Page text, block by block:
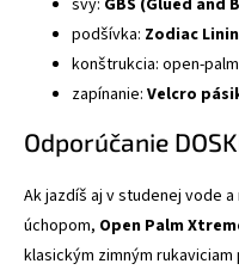
podšívka: Zodiac
konštrukcia: open-
zapínanie: Velcro
Odporúčanie
Ak jazdíš aj v studenej vode
úchopom, Open Palm
klasickým zimným